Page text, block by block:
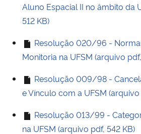
Ministério do Desenvolvimento Regional
Controladoria-Geral da União
Ministério da Mulher, da Família e dos Direitos
Secretaria-Geral
Secretaria de Governo
Aluno Espacial II no âmbito da
512 KB)
Resolução 020/96 -
Monitoria na UFSM (arquivo
Resolução 009/98 -
e Vínculo com a UFSM
Resolução 013/99 -
na UFSM (arquivo pdf, 542 KB)